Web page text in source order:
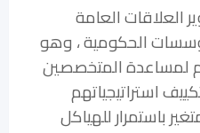
العلاقات العامة
الحكومية ، وهو
لمساعدة المتخصصين
استراتيجياتهم
باستمرار للهياكل